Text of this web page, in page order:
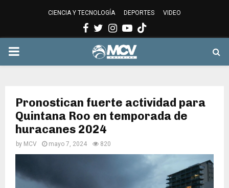
CIENCIA Y TECNOLOGÍA DEPORTES VIDEO
Facebook
Twitter
Instagram
Youtube
PRIMARY
Pronostican fuerte actividad para
Quintana Roo en temporada de
huracanes 2024
by MCV mayo 7, 2024 820